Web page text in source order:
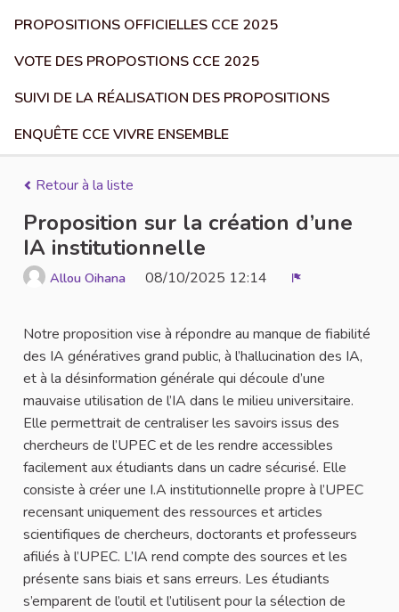
PROPOSITIONS OFFICIELLES CCE 2025
VOTE DES PROPOSTIONS CCE 2025
SUIVI DE LA RÉALISATION DES PROPOSITIONS
ENQUÊTE CCE VIVRE ENSEMBLE
Retour à la liste
Proposition sur la création d’une
IA institutionnelle
Allou Oihana 08/10/2025 12:14
Notre proposition vise à répondre au manque de fiabilité
des IA génératives grand public, à l’hallucination des IA,
et à la désinformation générale qui découle d’une
mauvaise utilisation de l’IA dans le milieu universitaire.
Elle permettrait de centraliser les savoirs issus des
chercheurs de l’UPEC et de les rendre accessibles
facilement aux étudiants dans un cadre sécurisé. Elle
consiste à créer une I.A institutionnelle propre à l’UPEC
recensant uniquement des ressources et articles
scientifiques de chercheurs, doctorants et professeurs
afiliés à l’UPEC. L’IA rend compte des sources et les
présente sans biais et sans erreurs. Les étudiants
s’emparent de l’outil et l’utilisent pour la sélection de